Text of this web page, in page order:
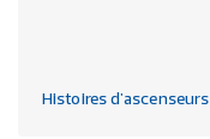
Histoires d'ascenseurs